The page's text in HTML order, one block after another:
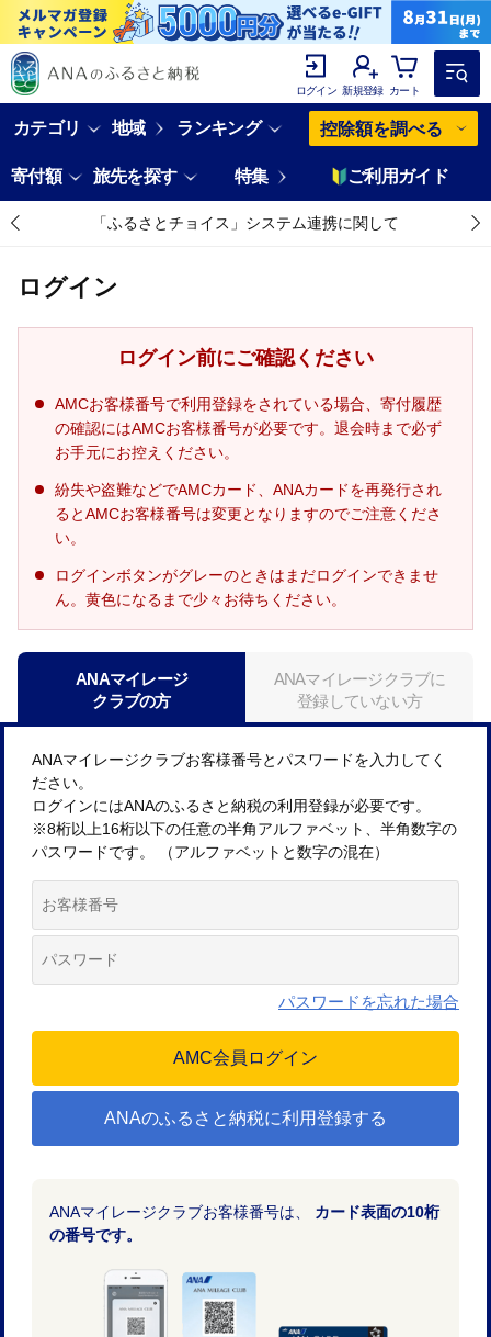
ログイン 新規登録 カート
カテゴリ 地域 ランキング 控除額を調べる
寄付額 旅先を探す 特集 ご利用ガイド
「ふるさとチョイス」システム連携に関して
ログイン
ログイン前にご確認ください
AMCお客様番号で利用登録をされている場合、寄付履歴
の確認にはAMCお客様番号が必要です。退会時まで必ず
お手元にお控えください。
紛失や盗難などでAMCカード、ANAカードを再発行され
るとAMCお客様番号は変更となりますのでご注意くださ
い。
ログインボタンがグレーのときはまだログインできませ
ん。黄色になるまで少々お待ちください。
ANAマイレージ
クラブの方
ANAマイレージクラブに
登録していない方
ANAマイレージクラブお客様番号とパスワードを入力してく
ださい。
ログインにはANAのふるさと納税の利用登録が必要です。
※8桁以上16桁以下の任意の半角アルファベット、半角数字の
パスワードです。 （アルファベットと数字の混在）
パスワードを忘れた場合
ANAのふるさと納税に利用登録する
ANAマイレージクラブお客様番号は、 カード表面の10桁
の番号です。